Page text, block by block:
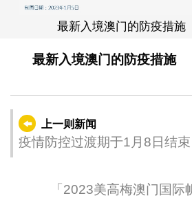
最新入境澳门的防疫措施
最新入境澳门的防疫措施
上一则新闻
疫情防控过渡期于1月8日结束 本澳将有序调整
「2023美高梅澳门国